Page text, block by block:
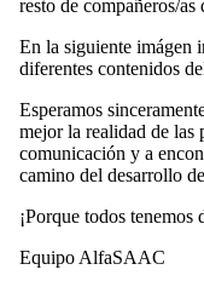
resto de compañeros/
En la siguiente imágen
diferentes contenidos
Esperamos
mejor la realidad de las
comunicación y a
camino del desarrollo
¡Porque todos tenemos
Equipo AlfaSAAC